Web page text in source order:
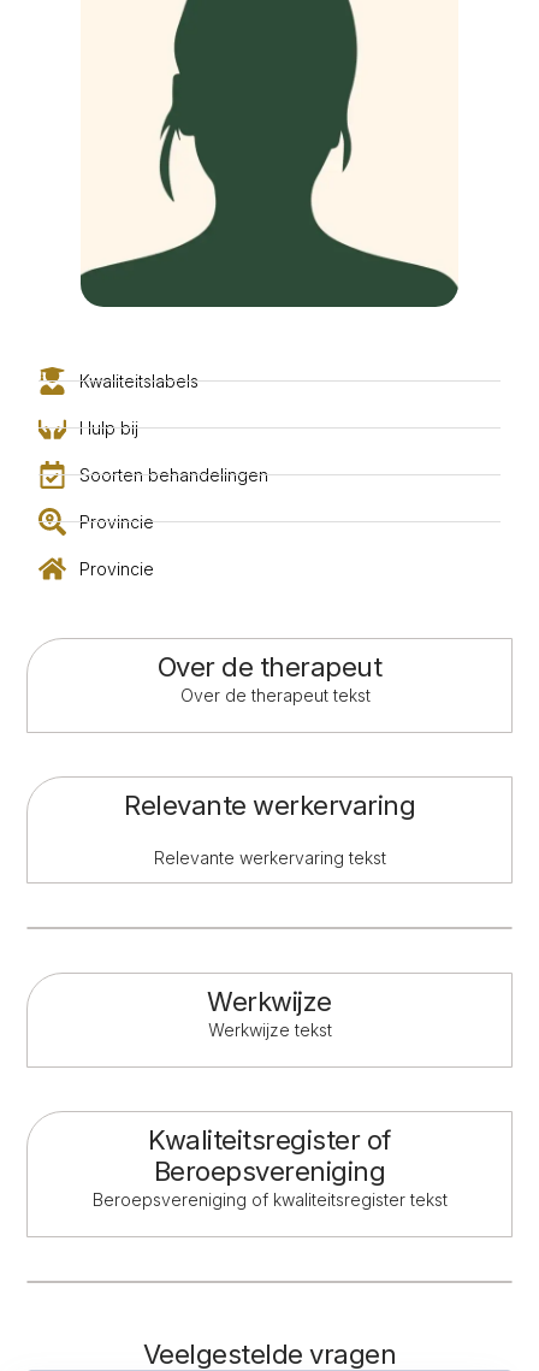
Kwaliteitslabels
Hulp bij
Soorten behandelingen
Provincie
Provincie
Over de therapeut
Over de therapeut tekst
Relevante werkervaring
Relevante werkervaring tekst
Werkwijze
Werkwijze tekst
Kwaliteitsregister of
Beroepsvereniging
Beroepsvereniging of kwaliteitsregister tekst
Veelgestelde vragen